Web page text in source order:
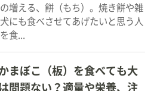
増える、餅（もち）。焼き餅や雑
にも食べさせてあげたいと思う人
食...
まぼこ（板）を食べても大
問題ない？適量や栄養、注